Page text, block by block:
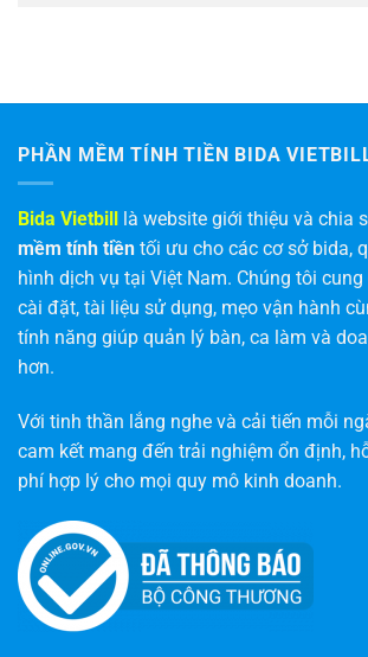
PHẦN MỀM TÍNH TIỀN BIDA
Bida Vietbill là website giới thiệu và chia
mềm tính tiền tối ưu cho các cơ sở bida,
hình dịch vụ tại Việt Nam. Chúng tôi
cài đặt, tài liệu sử dụng, mẹo vận hành
tính năng giúp quản lý bàn, ca làm và
hơn.
Với tinh thần lắng nghe và cải tiến mỗi
cam kết mang đến trải nghiệm ổn định,
phí hợp lý cho mọi quy mô kinh doanh.